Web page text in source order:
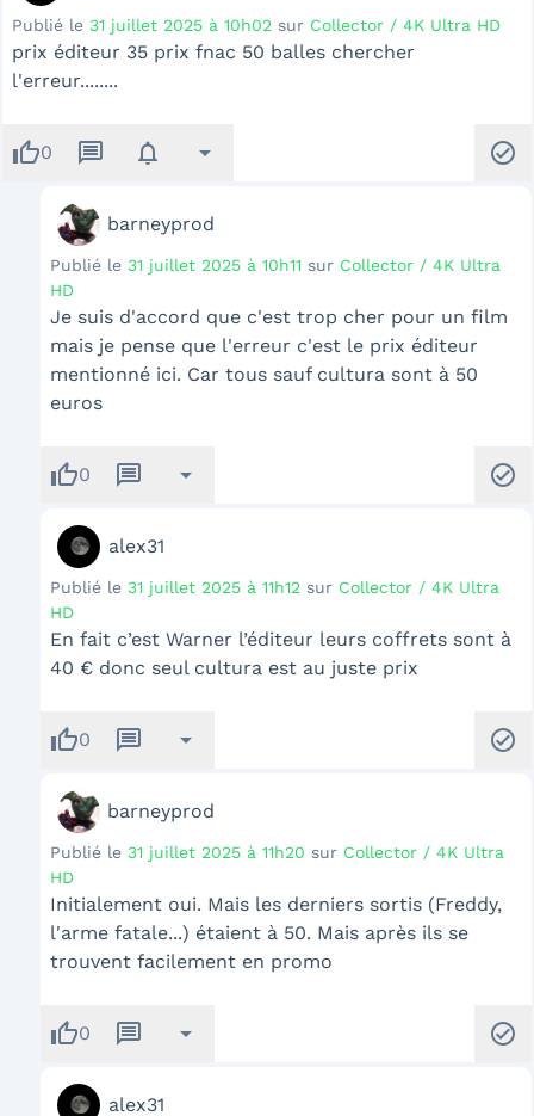
Publié le 31 juillet 2025 à 10h02 sur Collector / 4K Ultra HD
prix éditeur 35 prix fnac 50 balles chercher
l'erreur........
thumb_up0 message notifications arrow_drop_down check_circle
barneyprod
Publié le 31 juillet 2025 à 10h11 sur Collector / 4K Ultra
HD
Je suis d'accord que c'est trop cher pour un film
mais je pense que l'erreur c'est le prix éditeur
mentionné ici. Car tous sauf cultura sont à 50
euros
thumb_up0 message arrow_drop_down check_circle
alex31
Publié le 31 juillet 2025 à 11h12 sur Collector / 4K Ultra
HD
En fait c’est Warner l’éditeur leurs coffrets sont à
40 € donc seul cultura est au juste prix
thumb_up0 message arrow_drop_down check_circle
barneyprod
Publié le 31 juillet 2025 à 11h20 sur Collector / 4K Ultra
HD
Initialement oui. Mais les derniers sortis (Freddy,
l'arme fatale...) étaient à 50. Mais après ils se
trouvent facilement en promo
thumb_up0 message arrow_drop_down check_circle
alex31